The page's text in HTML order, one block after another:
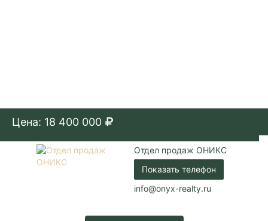
Цена: 18 400 000
Отдел продаж ОНИКС
Показать телефон
info@onyx-realty.ru